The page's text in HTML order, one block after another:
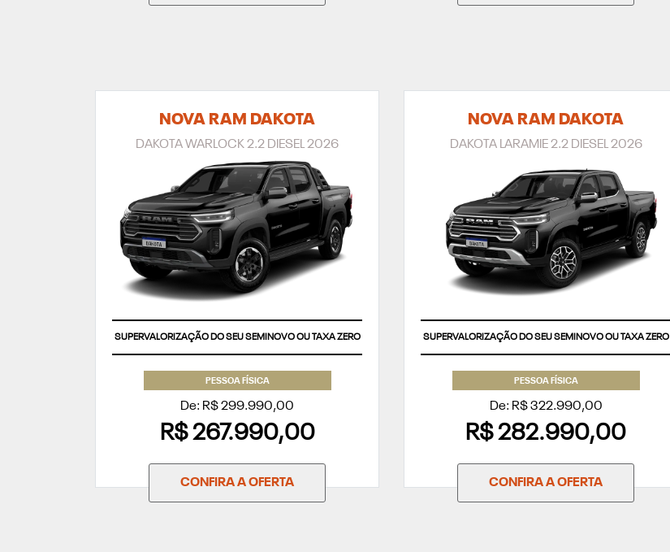
NOVA RAM DAKOTA
DAKOTA WARLOCK 2.2 DIESEL 2026
SUPERVALORIZAÇÃO DO SEU SEMINOVO OU TAXA ZERO
PESSOA FÍSICA
De: R$ 299.990,00
R$ 267.990,00
CONFIRA A OFERTA
NOVA RAM DAKOTA
DAKOTA LARAMIE 2.2 DIESEL 2026
SUPERVALORIZAÇÃO DO SEU SEMINOVO OU TAXA ZERO
PESSOA FÍSICA
De: R$ 322.990,00
R$ 282.990,00
CONFIRA A OFERTA